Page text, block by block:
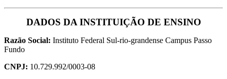
DADOS DA INSTITUIÇÃO DE ENSINO
Razão Social: Instituto Federal Sul-rio-grandense Campus Passo
Fundo
CNPJ: 10.729.992/0003-08